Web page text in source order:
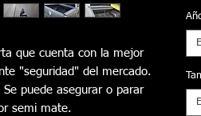
que cuenta con la mejor
"seguridad" del mercado.
puede asegurar o parar
semi mate.